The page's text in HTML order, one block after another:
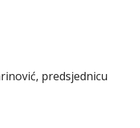
predsjednicu